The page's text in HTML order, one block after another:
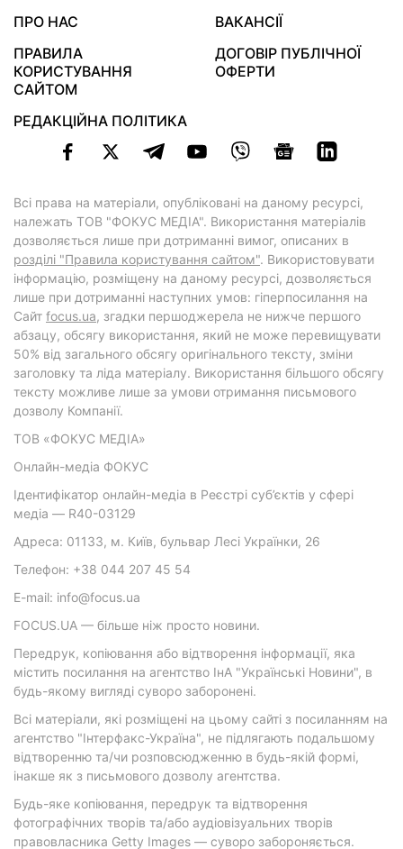
ПРО НАС
ВАКАНСІЇ
ПРАВИЛА
КОРИСТУВАННЯ
САЙТОМ
ДОГОВІР ПУБЛІЧНОЇ
ОФЕРТИ
РЕДАКЦІЙНА ПОЛІТИКА
Всі права на матеріали, опубліковані на даному ресурсі,
належать ТОВ "ФОКУС МЕДІА". Використання матеріалів
дозволяється лише при дотриманні вимог, описаних в
розділі "Правила користування сайтом". Використовувати
інформацію, розміщену на даному ресурсі, дозволяється
лише при дотриманні наступних умов: гіперпосилання на
Cайт focus.ua, згадки першоджерела не нижче першого
абзацу, обсягу використання, який не може перевищувати
50% від загального обсягу оригінального тексту, зміни
заголовку та ліда матеріалу. Використання більшого обсягу
тексту можливе лише за умови отримання письмового
дозволу Компанії.
ТОВ «ФОКУС МЕДІА»
Онлайн-медіа ФОКУС
Ідентифікатор онлайн-медіа в Реєстрі суб’єктів у сфері
медіа — R40-03129
Адреса: 01133, м. Київ, бульвар Лесі Українки, 26
Телефон: +38 044 207 45 54
E-mail: info@focus.ua
FOCUS.UA — більше ніж просто новини.
Передрук, копіювання або відтворення інформації, яка
містить посилання на агентство ІнА "Українські Новини", в
будь-якому вигляді суворо заборонені.
Всі матеріали, які розміщені на цьому сайті з посиланням на
агентство "Інтерфакс-Україна", не підлягають подальшому
відтворенню та/чи розповсюдженню в будь-якій формі,
інакше як з письмового дозволу агентства.
Будь-яке копіювання, передрук та відтворення
фотографічних творів та/або аудіовізуальних творів
правовласника Getty Images — суворо забороняється.